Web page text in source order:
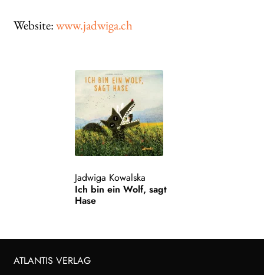
Website:www.jadwiga.ch
Jadwiga Kowalska
Ich bin ein Wolf, sagt
Hase
ATLANTIS VERLAG